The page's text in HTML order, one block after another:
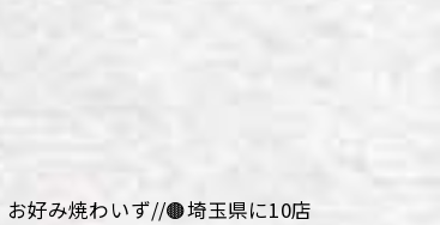
好み焼わいず//🟤埼玉県に10店